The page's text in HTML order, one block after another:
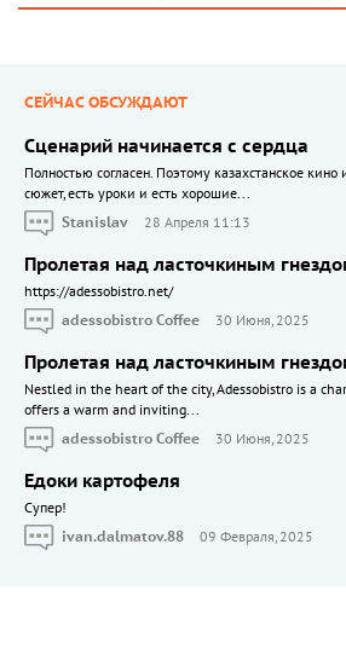
СЕЙЧАС ОБСУЖДАЮТ
Сценарий начинается с сердца
Полностью согласен. Поэтому казахстанское кино
сюжет, есть уроки и есть хорошие...
Stanislav
28 Апреля 11:13
Пролетая над ласточкиным
https://adessobistro.net/
adessobistro Coffee
30 Июня, 2025
Пролетая над ласточкиным
Nestled in the heart of the city, Adessobistro is a
offers a warm and inviting...
adessobistro Coffee
30 Июня, 2025
Едоки картофеля
Cупер!
ivan.dalmatov.88
09 Февраля, 2025